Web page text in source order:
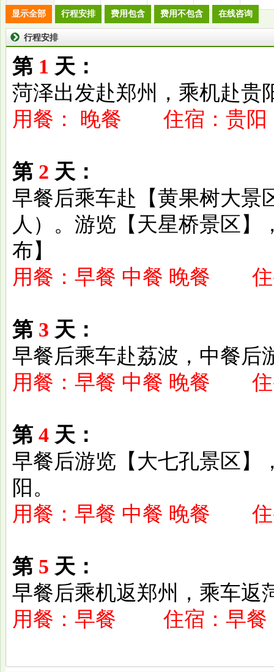
显示全部 行程安排 费用包含 费用不包含 在线咨询
行程安排
第 1 天：
菏泽出发赴郑州，乘机赴贵
用餐： 晚餐 住宿：贵阳
第 2 天：
早餐后乘车赴【黄果树大景
人）。游览【天星桥景区】
布】
用餐：早餐 中餐 晚餐 住
第 3 天：
早餐后乘车赴荔波，中餐后
用餐：早餐 中餐 晚餐 住
第 4 天：
早餐后游览【大七孔景区】
阳。
用餐：早餐 中餐 晚餐 住
第 5 天：
早餐后乘机返郑州，乘车返
用餐：早餐 住宿：早餐